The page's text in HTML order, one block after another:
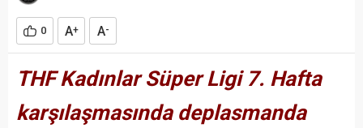
0 A+ A-
THF Kadınlar Süper Ligi 7. Hafta
karşılaşmasında deplasmanda